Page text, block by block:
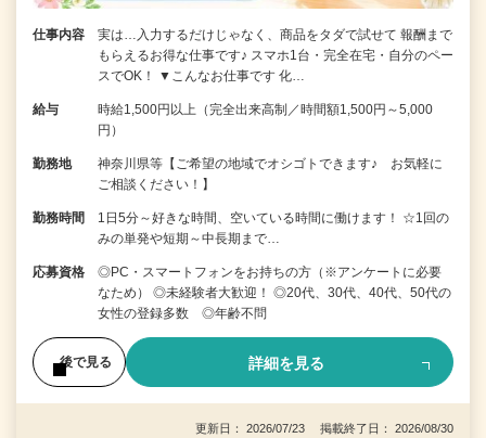
仕事内容
実は…入力するだけじゃなく、商品をタダで試せて 報酬まで
もらえるお得な仕事です♪ スマホ1台・完全在宅・自分のペー
スでOK！ ▼こんなお仕事です 化…
給与
時給1,500円以上（完全出来高制／時間額1,500円～5,000
円）
勤務地
神奈川県等【ご希望の地域でオシゴトできます♪ お気軽に
ご相談ください！】
勤務時間
1日5分～好きな時間、空いている時間に働けます！ ☆1回の
みの単発や短期～中長期まで…
応募資格
◎PC・スマートフォンをお持ちの方（※アンケートに必要
なため） ◎未経験者大歓迎！ ◎20代、30代、40代、50代の
女性の登録多数 ◎年齢不問
後で見る 詳細を見る
更新日： 2026/07/23 掲載終了日： 2026/08/30